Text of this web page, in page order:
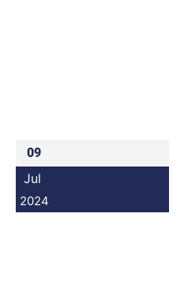
09
Jul
2024